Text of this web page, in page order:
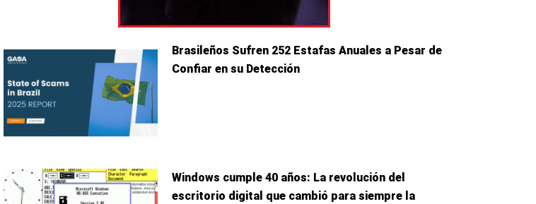
Brasileños Sufren 252 Estafas Anuales a Pesar de
Confiar en su Detección
Windows cumple 40 años: La revolución del
escritorio digital que cambió para siempre la